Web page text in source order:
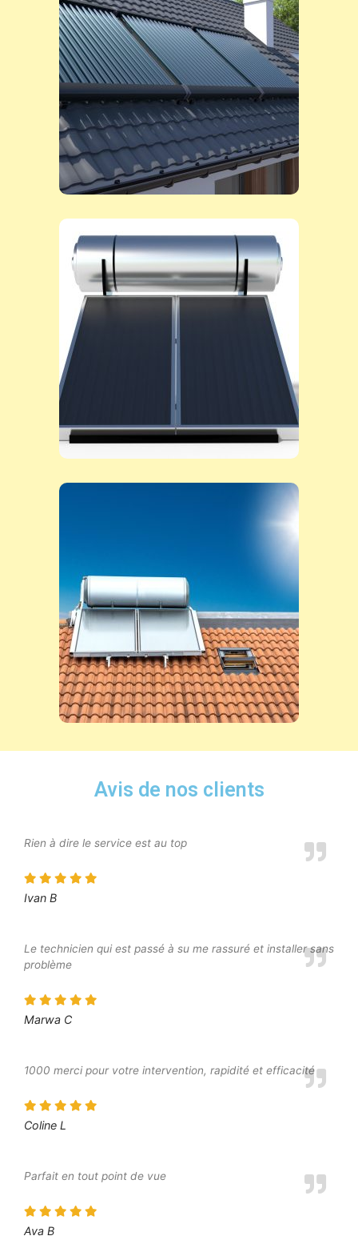
Avis de nos clients
Rien à dire le service est au top
Ivan B
Le technicien qui est passé à su me rassuré et installer sans
problème
Marwa C
1000 merci pour votre intervention, rapidité et efficacité
Coline L
Parfait en tout point de vue
Ava B